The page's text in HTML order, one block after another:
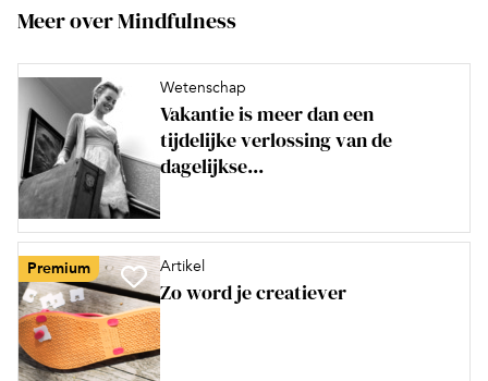
Meer over Mindfulness
Wetenschap
Vakantie is meer dan een
tijdelijke verlossing van de
dagelijkse...
Premium Artikel
Zo word je creatiever